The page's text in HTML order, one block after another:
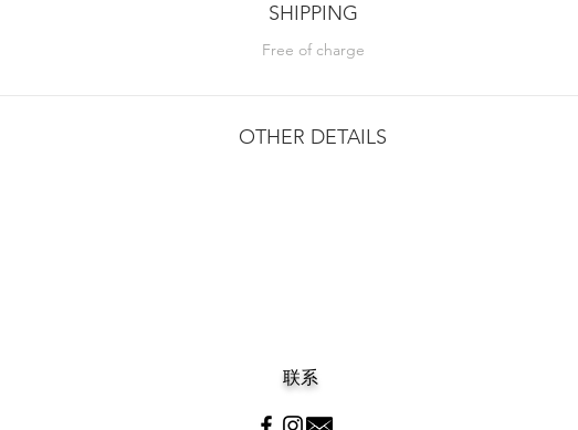
SHIPPING
Free of charge
OTHER DETAILS
联系